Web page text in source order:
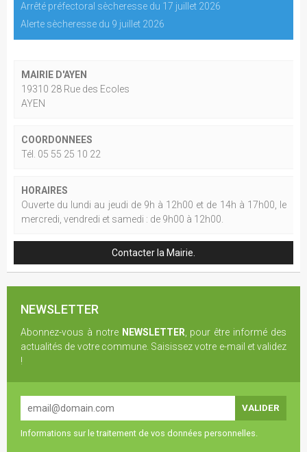
Arrêté préfectoral sècheresse du 17 juillet 2026
Alerte sècheresse du 9 juillet 2026
MAIRIE D'AYEN
19310 28 Rue des Ecoles
AYEN
COORDONNEES
Tél. 05 55 25 10 22
HORAIRES
Ouverte du lundi au jeudi de 9h à 12h00 et de 14h à 17h00, le
mercredi, vendredi et samedi : de 9h00 à 12h00.
Contacter la Mairie.
NEWSLETTER
Abonnez-vous à notre NEWSLETTER , pour être informé des
actualités de votre commune. Saisissez votre e-mail et validez
!
Informations sur le traitement de vos données personnelles.